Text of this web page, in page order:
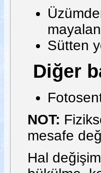
Sütten
Diğer
NOT:
mesafe
Hal